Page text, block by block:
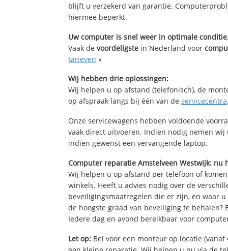
blijft u verzekerd van garantie.
hiermee beperkt.
Uw computer is snel weer in optimale
Vaak devoordeligste in Nederland voor
tarieven »
Wij hebben drie oplossingen:
Wij helpen u op afstand (telefonisch), de
op afspraak langs bij één van deservicecentra.
Onze servicewagens hebben voldoende
vaak direct uitvoeren. Indien nodig nemen
indien gewenst een vervangende laptop.
Computer reparatie Amstelveen Westwijk: nu
Wij helpen u op afstand per telefoon of
winkels. Heeft u advies nodig over de
beveiligingsmaatregelen die er zijn, en waar
de hoogste graad van beveiliging te behalen?
Iedere dag en avond bereikbaar voor
Let op: Bel voor een monteur op locatie